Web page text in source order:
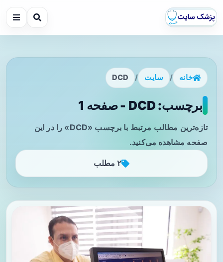
خانه / سایت /
DCD
برچسب: DCD - صفحه 1
تازه‌ترین مطالب مرتبط با برچسب «DCD» را در این
صفحه مشاهده می‌کنید.
۲ مطلب